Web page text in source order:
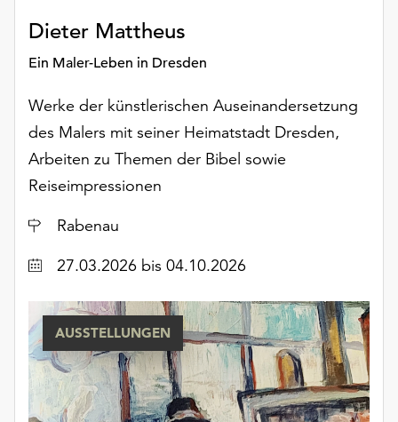
Dieter Mattheus
Ein Maler-Leben in Dresden
Werke der künstlerischen Auseinandersetzung
des Malers mit seiner Heimatstadt Dresden,
Arbeiten zu Themen der Bibel sowie
Reiseimpressionen
Ort
Rabenau
Datum27.03.2026 bis 04.10.2026
AUSSTELLUNGEN